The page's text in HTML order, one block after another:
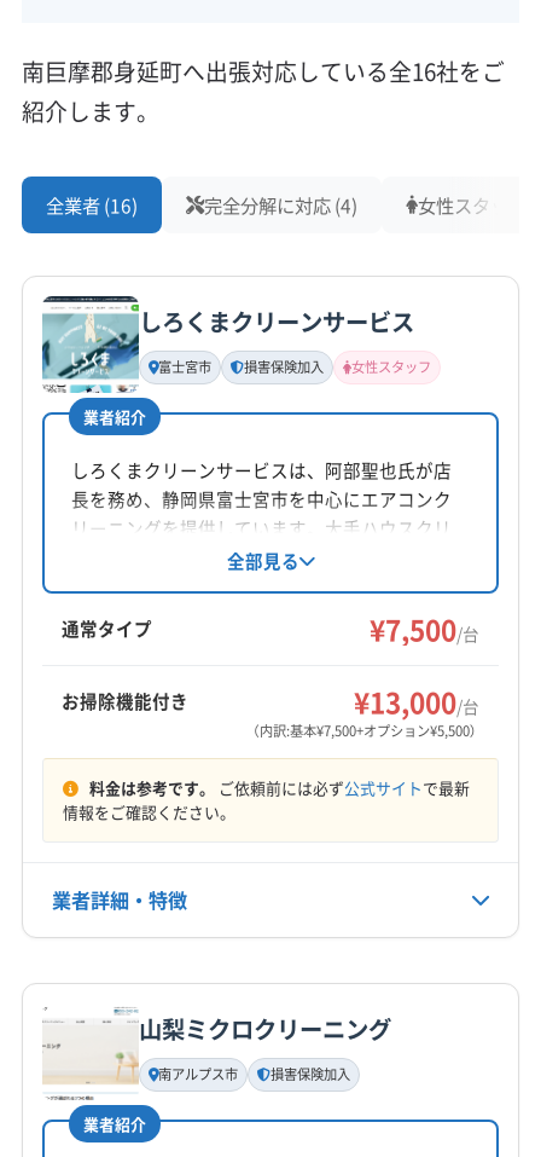
南巨摩郡身延町へ出張対応している全16社をご
紹介します。
全業者 (16) 完全分解に対応 (4) 女性スタッフ
しろくまクリーンサービス
富士宮市 損害保険加入 女性スタッフ
業者紹介
しろくまクリーンサービスは、阿部聖也氏が店
長を務め、静岡県富士宮市を中心にエアコンク
リーニングを提供しています。大手ハウスクリ
ーニングメーカーでの経験を活かし、丁寧な作
業と損害保険加入で安心を提供。女性スタッフ
同行可能で、防カビ・抗菌コーティングにも対
応しています。営業時間外の相談も可能です。
全部見る
通常タイプ ¥7,500/台
お掃除機能付き ¥13,000/台
（内訳:基本¥7,500+オプション¥5,500）
料金は参考です。 ご依頼前には必ず公式サイトで最新
情報をご確認ください。
業者詳細・特徴
基本情報
代表者名
阿部聖也
所在地
山梨ミクロクリーニング
南アルプス市 損害保険加入
業者紹介